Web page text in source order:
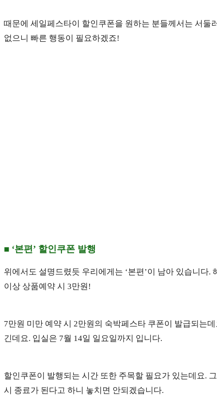
때문에 세일페스타이 할인쿠폰을 원하는 분들께서는 서둘
없으니 빠른 행동이 필요하겠죠!
■ ‘본편’ 할인쿠폰 발행
위에서도 설명드렸듯 우리에게는 ‘본편’이 남아 있습니다
이상 상품예약 시 3만원!
7만원 미만 예약 시 2만원의 숙박페스타 쿠폰이 발급되는
긴데요. 입실은 7월 14일 일요일까지 입니다.
할인쿠폰이 발행되는 시간 또한 주목할 필요가 있는데요.
시 종료가 된다고 하니 놓치면 안되겠습니다.